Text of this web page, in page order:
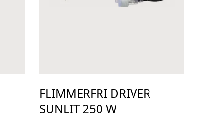
FLIMMERFRI DRIVER
SUNLIT 250 W